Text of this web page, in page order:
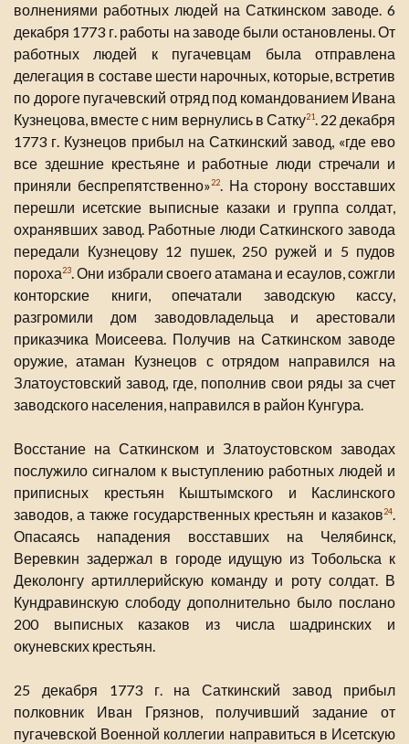
волнениями работных людей на Саткинском заводе. 6
декабря 1773 г. работы на заводе были остановлены. От
работных людей к пугачевцам была отправлена
делегация в составе шести нарочных, которые, встретив
по дороге пугачевский отряд под командованием Ивана
Кузнецова, вместе с ним вернулись в Сатку21. 22 декабря
1773 г. Кузнецов прибыл на Саткинский завод, «где ево
все здешние крестьяне и работные люди стречали и
приняли беспрепятственно»22. На сторону восставших
перешли исетские выписные казаки и группа солдат,
охранявших завод. Работные люди Саткинского завода
передали Кузнецову 12 пушек, 250 ружей и 5 пудов
пороха23. Они избрали своего атамана и есаулов, сожгли
конторские книги, опечатали заводскую кассу,
разгромили дом заводовладельца и арестовали
приказчика Моисеева. Получив на Саткинском заводе
оружие, атаман Кузнецов с отрядом направился на
Златоустовский завод, где, пополнив свои ряды за счет
заводского населения, направился в район Кунгура.
Восстание на Саткинском и Златоустовском заводах
послужило сигналом к выступлению работных людей и
приписных крестьян Кыштымского и Каслинского
заводов, а также государственных крестьян и казаков24.
Опасаясь нападения восставших на Челябинск,
Веревкин задержал в городе идущую из Тобольска к
Деколонгу артиллерийскую команду и роту солдат. В
Кундравинскую слободу дополнительно было послано
200 выписных казаков из числа шадринских и
окуневских крестьян.
25 декабря 1773 г. на Саткинский завод прибыл
полковник Иван Грязнов, получивший задание от
пугачевской Военной коллегии направиться в Исетскую